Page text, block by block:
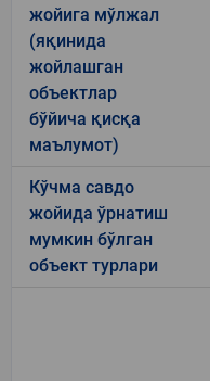
жойига мўлжал
(яқинида
жойлашган
объектлар
бўйича қисқа
маълумот)
Кўчма савдо
жойида ўрнатиш
мумкин бўлган
объект турлари